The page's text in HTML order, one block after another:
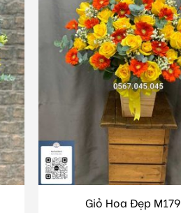
Giỏ Hoa Đẹp M179